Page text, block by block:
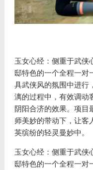
玉女心经：侧重于武侠
邸特色的一个全程一对
具武侠风的氛围中进行
漓的过程中，有效调动
阴阳合济的效果。项目
师美妙的带动下，让客
英缤纷的轻灵曼妙中。
玉女心经：侧重于武侠
邸特色的一个全程一对